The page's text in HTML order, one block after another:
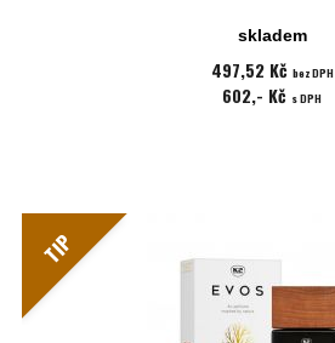
skladem
497,52 Kč bez DPH
602,- Kč s DPH
TIP